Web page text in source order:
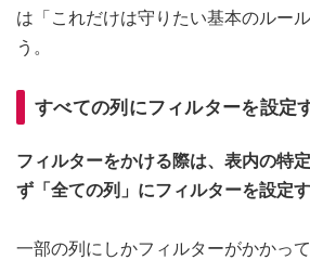
は「これだけは守りたい基本のルー
う。
すべての列にフィルターを設定
フィルターをかける際は、表内の特
ず「全ての列」にフィルターを設定
一部の列にしかフィルターがかかっ